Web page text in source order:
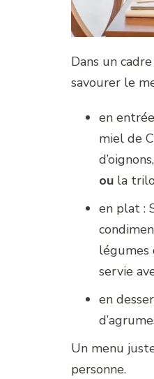
Dans un
savourer le
en
miel de
ou la
en plat :
légumes
servie
en
Un menu
personne.